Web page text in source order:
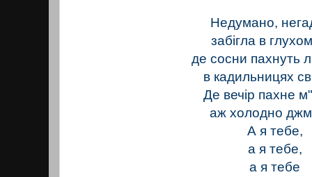
Недумано,
забігла в
де сосни пахнуть
в кадильницях
Де вечір пахне
аж холодно
А я тебе,
а я тебе,
а я тебе